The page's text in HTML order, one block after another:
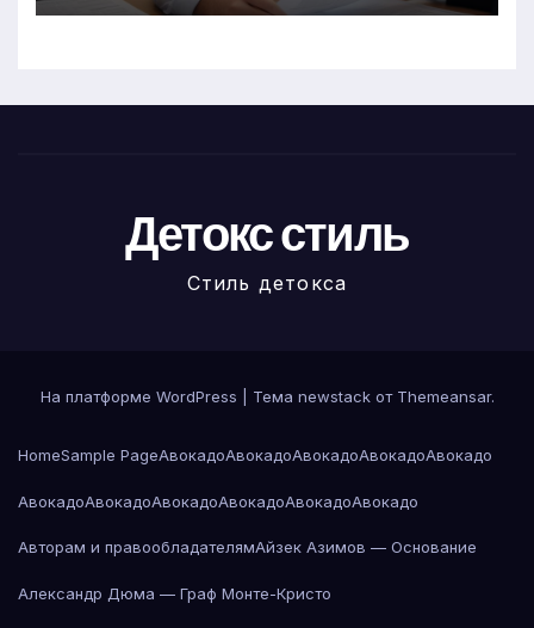
Детокс стиль
Стиль детокса
На платформе WordPress Тема newstack от Themeansar.
HomeSample PageАвокадоАвокадоАвокадоАвокадоАвокадо
АвокадоАвокадоАвокадоАвокадоАвокадоАвокадо
Авторам и правообладателямАйзек Азимов — Основание
Александр Дюма — Граф Монте-Кристо